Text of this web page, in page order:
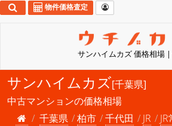
サンハイムカズ 価格相場
物件価格査定
サンハイムカズ[千葉県]
中古マンションの価格相場
千葉県
柏市 千代田 JR